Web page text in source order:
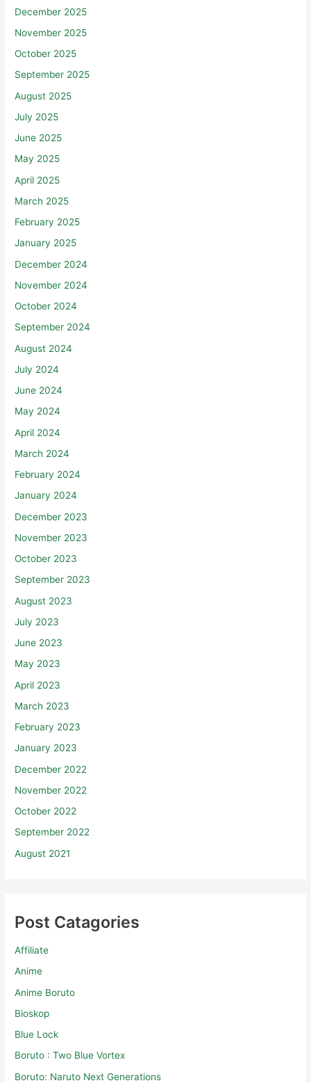
December 2025
November 2025
October 2025
September 2025
August 2025
July 2025
June 2025
May 2025
April 2025
March 2025
February 2025
January 2025
December 2024
November 2024
October 2024
September 2024
August 2024
July 2024
June 2024
May 2024
April 2024
March 2024
February 2024
January 2024
December 2023
November 2023
October 2023
September 2023
August 2023
July 2023
June 2023
May 2023
April 2023
March 2023
February 2023
January 2023
December 2022
November 2022
October 2022
September 2022
August 2021
Post Catagories
Affiliate
Anime
Anime Boruto
Bioskop
Blue Lock
Boruto : Two Blue Vortex
Boruto: Naruto Next Generations